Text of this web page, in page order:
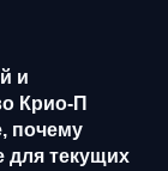
и
Крио-П
почему
для текущих